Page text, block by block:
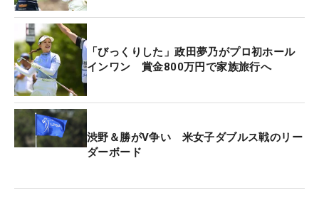
最終日は4つのパー3のうち3つにホールインワン賞
が懸かっていたが、この11番だけが対象外。それで
も、急きょ大会主催者から賞金10万円が贈られるこ
とが決まり、「本当ですか。来週は北海道でおいし
いものを食べたい」とニコニコ顔だった。
ルネサンス高3年時の昨年、初めて挑戦したプロテ
「びっくりした」政田夢乃がプロ初ホール
インワン 賞金800万円で家族旅行へ
渋野＆勝がV争い 米女子ダブルス戦のリー
ダーボード